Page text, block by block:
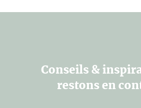
Conseils &
restons en